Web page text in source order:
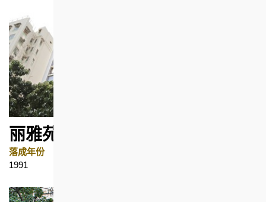
丽雅苑
落成年份
1991